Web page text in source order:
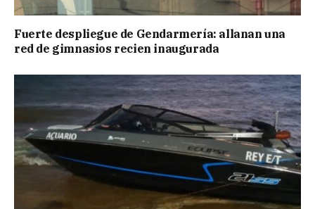
Fuerte despliegue de Gendarmería: allanan una
red de gimnasios recien inaugurada